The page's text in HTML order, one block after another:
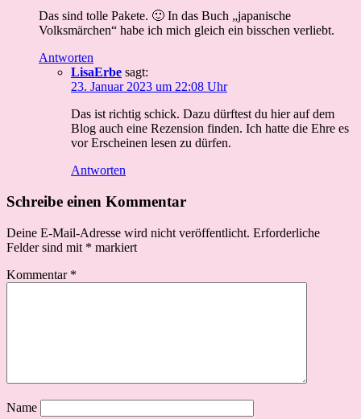
Das sind tolle Pakete. 🙂 In das Buch „japanische
Volksmärchen“ habe ich mich gleich ein bisschen verliebt.
Antworten
LisaErbe sagt:
23. Januar 2023 um 22:08 Uhr
Das ist richtig schick. Dazu dürftest du hier auf dem
Blog auch eine Rezension finden. Ich hatte die Ehre es
vor Erscheinen lesen zu dürfen.
Antworten
Schreibe einen Kommentar
Deine E-Mail-Adresse wird nicht veröffentlicht. Erforderliche
Felder sind mit * markiert
Kommentar *
Name